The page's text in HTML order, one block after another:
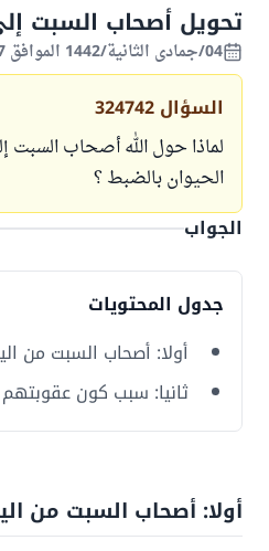
تحويل أصحاب السبت
04/جمادى الثانية/1442 الموافق 17/يناير/2021
السؤال 324742
لماذا حول الله أصحاب السبت
الحيوان بالضبط ؟
الجواب
جدول المحتويات
أولا: أصحاب السبت من
ثانيا: سبب كون
أولا: أصحاب السبت من